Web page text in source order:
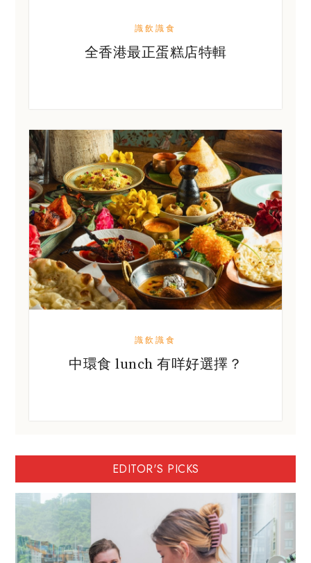
識飲識食
全香港最正蛋糕店特輯
識飲識食
中環食 lunch 有咩好選擇？
EDITOR'S PICKS